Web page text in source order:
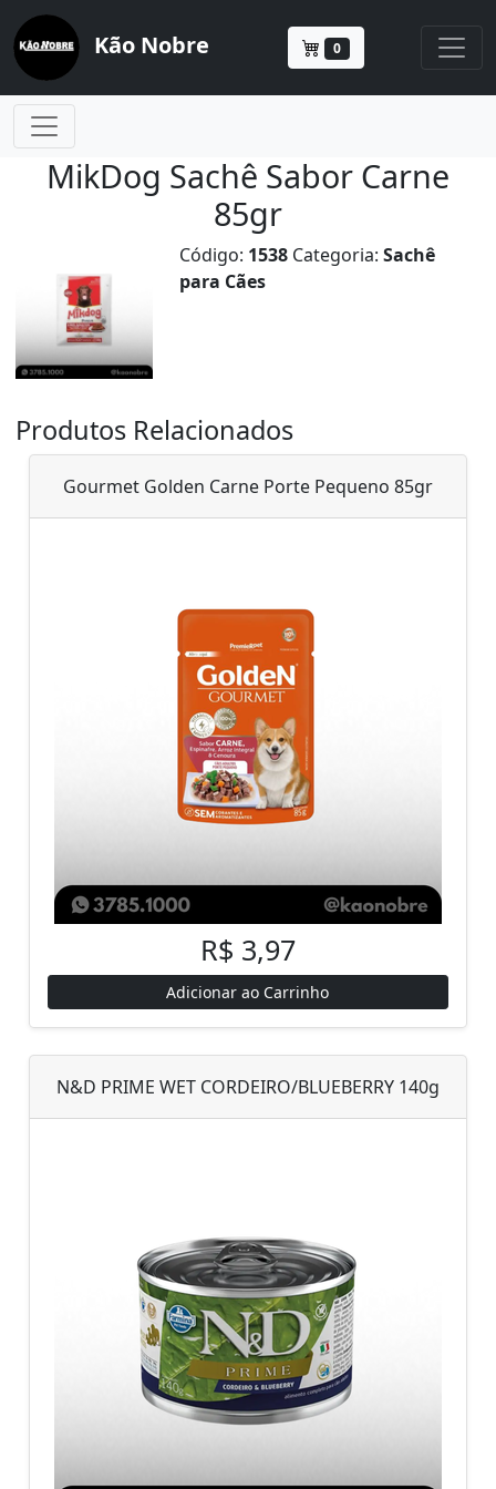
Kão Nobre 0
MikDog Sachê Sabor Carne
85gr
Código: 1538 Categoria:Sachê
para Cães
Produtos Relacionados
Gourmet Golden Carne Porte Pequeno 85gr
R$ 3,97
Adicionar ao Carrinho
N&D PRIME WET CORDEIRO/BLUEBERRY 140g